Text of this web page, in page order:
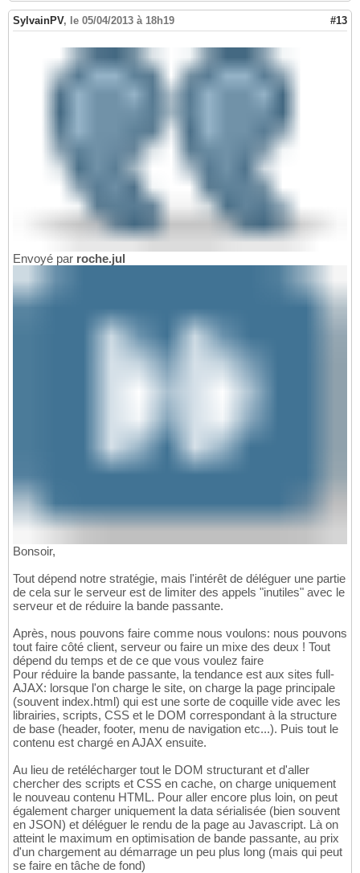
SylvainPV, le 05/04/2013 à 18h19 #13
Envoyé par roche.jul
Bonsoir,
Tout dépend notre stratégie, mais l'intérêt de déléguer une partie
de cela sur le serveur est de limiter des appels "inutiles" avec le
serveur et de réduire la bande passante.
Après, nous pouvons faire comme nous voulons: nous pouvons
tout faire côté client, serveur ou faire un mixe des deux ! Tout
dépend du temps et de ce que vous voulez faire
Pour réduire la bande passante, la tendance est aux sites full-
AJAX: lorsque l'on charge le site, on charge la page principale
(souvent index.html) qui est une sorte de coquille vide avec les
librairies, scripts, CSS et le DOM correspondant à la structure
de base (header, footer, menu de navigation etc...). Puis tout le
contenu est chargé en AJAX ensuite.
Au lieu de retélécharger tout le DOM structurant et d'aller
chercher des scripts et CSS en cache, on charge uniquement
le nouveau contenu HTML. Pour aller encore plus loin, on peut
également charger uniquement la data sérialisée (bien souvent
en JSON) et déléguer le rendu de la page au Javascript. Là on
atteint le maximum en optimisation de bande passante, au prix
d'un chargement au démarrage un peu plus long (mais qui peut
se faire en tâche de fond)